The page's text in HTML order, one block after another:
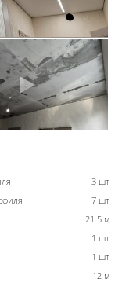
3 шт
7 шт
21.5 м
1 шт
1 шт
12 м